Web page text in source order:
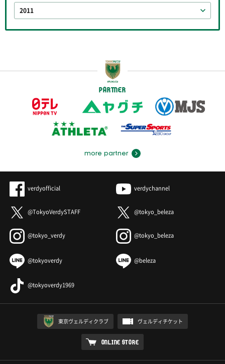
2011
PARTNER
more partner
verdyofficial verdychannel
@TokyoVerdySTAFF @tokyo_beleza
@tokyo_verdy @tokyo_beleza
@tokyoverdy @beleza
@tokyoverdy1969
東京ヴェルディクラブ ヴェルディチケット
ONLINE STORE